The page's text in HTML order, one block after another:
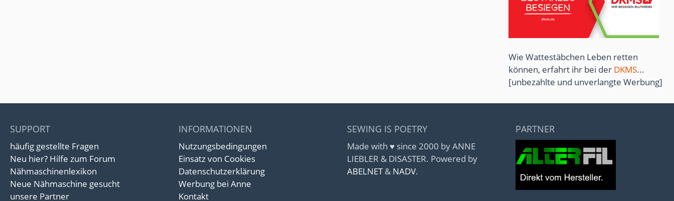
Wie Wattestäbchen Leben retten
können, erfahrt ihr bei der DKMS...
[unbezahlte und unverlangte Werbung]
SUPPORT
häufig gestellte Fragen
Neu hier? Hilfe zum Forum
Nähmaschinenlexikon
Neue Nähmaschine gesucht
unsere Partner
INFORMATIONEN
Nutzungsbedingungen
Einsatz von Cookies
Datenschutzerklärung
Werbung bei Anne
Kontakt
SEWING IS POETRY
Made with ♥ since 2000 by ANNE
LIEBLER & DISASTER. Powered by
ABELNET& NADV.
PARTNER